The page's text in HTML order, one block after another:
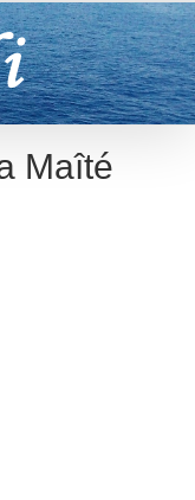
Maîté